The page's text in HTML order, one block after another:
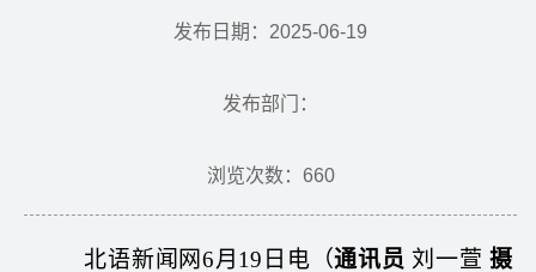
发布日期：2025-06-19
发布部门：
浏览次数： 660
北语新闻网6月19日电 （通讯员 刘一萱摄